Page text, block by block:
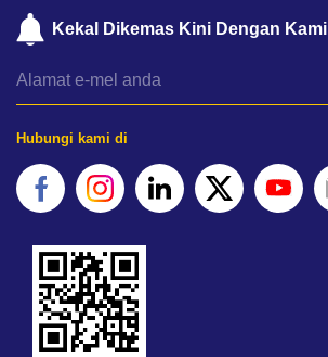
Kekal Dikemas Kini Dengan Kami
Hubungi kami di